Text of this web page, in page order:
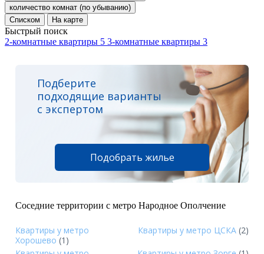
количество комнат (по убыванию)
Списком
На карте
Быстрый поиск
2-комнатные квартиры 5 3-комнатные квартиры 3
Подберите
подходящие варианты
с экспертом
Подобрать жилье
Соседние территории с метро Народное Ополчение
Квартиры у метро
Хорошево (1)
Квартиры у метро ЦСКА (2)